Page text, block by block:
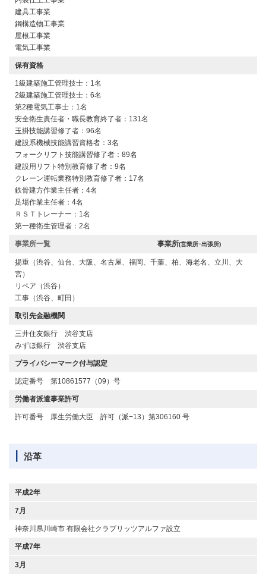
建具工事業
鋼構造物工事業
屋根工事業
電気工事業
保有資格
1級建築施工管理技士：1名
2級建築施工管理技士：6名
第2種電気工事士：1名
安全衛生責任者・職長教育終了者：131名
玉掛技能講習修了者：96名
建設系機械技能講習資格者：3名
フォークリフト技能講習修了者：89名
建設用リフト特別教育修了者：9名
クレーン運転業務特別教育修了者：17名
鉄骨建方作業主任者：4名
足場作業主任者：4名
ＲＳＴトレーナー：1名
第一種衛生管理者：2名
事業所一覧 事業所(営業所･出張所)
揚重（渋谷、仙台、大阪、名古屋、福岡、 千葉、 柏、海老名、立川、大
宮）
リペア（渋谷）
工事（渋谷、 町田 ）
取引先金融機関
三井住友銀行 渋谷支店
みずほ銀行 渋谷支店
プライバシーマーク付与認定
認定番号 第10861577（09）号
労働者派遣事業許可
許可番号 厚生労働大臣 許可（派−13）第306160 号
沿革
平成2年
7月
神奈川県川崎市 有限会社クラブリッツアルファ設立
平成7年
3月